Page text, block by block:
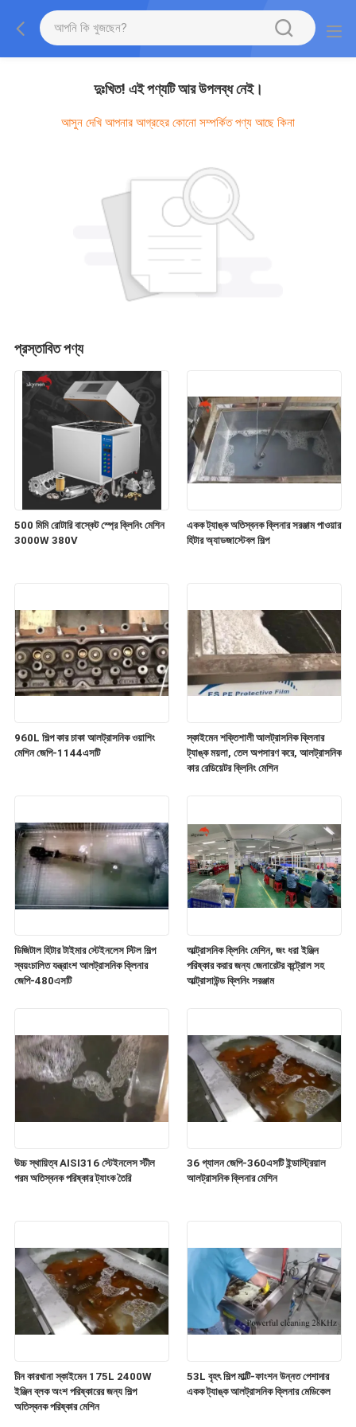
দুঃখিত! এই পণ্যটি আর উপলব্ধ নেই।
আসুন দেখি আপনার আগ্রহের কোনো সম্পর্কিত পণ্য আছে কিনা
প্রস্তাবিত পণ্য
500 মিমি রোটারি বাস্কেট স্প্রে ক্লিনিং মেশিন
3000W 380V
একক ট্যাঙ্ক অতিস্বনক ক্লিনার সরঞ্জাম পাওয়ার
হিটার অ্যাডজাস্টেবল শিল্প
960L শিল্প কার চাকা আলট্রাসনিক ওয়াশিং
মেশিন জেপি-1144এসটি
স্কাইমেন শক্তিশালী আলট্রাসনিক ক্লিনার
ট্যাঙ্ক ময়লা, তেল অপসারণ করে, আলট্রাসনিক
কার রেডিয়েটর ক্লিনিং মেশিন
ডিজিটাল হিটার টাইমার স্টেইনলেস স্টিল শিল্প
স্বয়ংচালিত যন্ত্রাংশ আলট্রাসনিক ক্লিনার
জেপি-480এসটি
আল্ট্রাসনিক ক্লিনিং মেশিন, জং ধরা ইঞ্জিন
পরিষ্কার করার জন্য জেনারেটর কন্ট্রোল সহ
আল্ট্রাসাউন্ড ক্লিনিং সরঞ্জাম
উচ্চ স্থায়িত্ব AISI316 স্টেইনলেস স্টীল
গরম অতিস্বনক পরিষ্কার ট্যাংক তৈরি
36 গ্যালন জেপি-360এসটি ইন্ডাস্ট্রিয়াল
আলট্রাসনিক ক্লিনার মেশিন
চীন কারখানা স্কাইমেন 175L 2400W
ইঞ্জিন ব্লক অংশ পরিষ্কারের জন্য শিল্প
অতিস্বনক পরিষ্কার মেশিন
53L বৃহৎ শিল্প মাল্টি-ফাংশন উন্নত পেশাদার
একক ট্যাঙ্ক আলট্রাসনিক ক্লিনার মেডিকেল